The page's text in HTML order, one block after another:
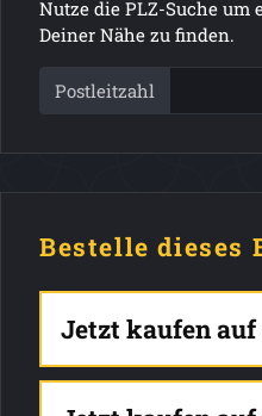
Nutze die PLZ-Suche
Deiner Nähe zu finden.
Postleitzahl
Bestelle dieses
Jetzt kaufen auf